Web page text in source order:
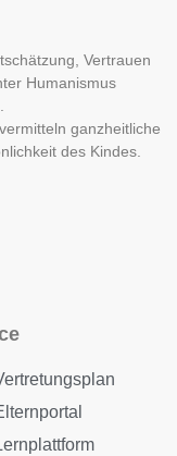
Vertrauen
Humanismus
ganzheitliche
des Kindes.